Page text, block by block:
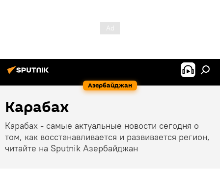
Азербайджан
Карабах
Карабах - самые актуальные новости сегодня о
том, как восстанавливается и развивается регион,
читайте на Sputnik Азербайджан